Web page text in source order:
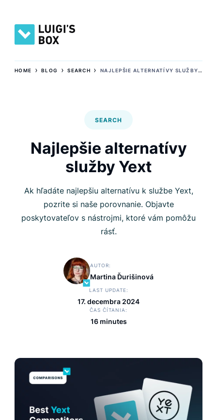
HOME ›BLOG ›SEARCH › NAJLEPŠIE ALTERNATÍVY SLUŽBY YEXT
SEARCH
Najlepšie alternatívy
služby Yext
Ak hľadáte najlepšiu alternatívu k službe Yext,
pozrite si naše porovnanie. Objavte
poskytovateľov s nástrojmi, ktoré vám pomôžu
rásť.
AUTOR
Martina Ďurišinová
LAST UPDATE
17. decembra 2024
ČAS ČÍTANIA
16 minutes